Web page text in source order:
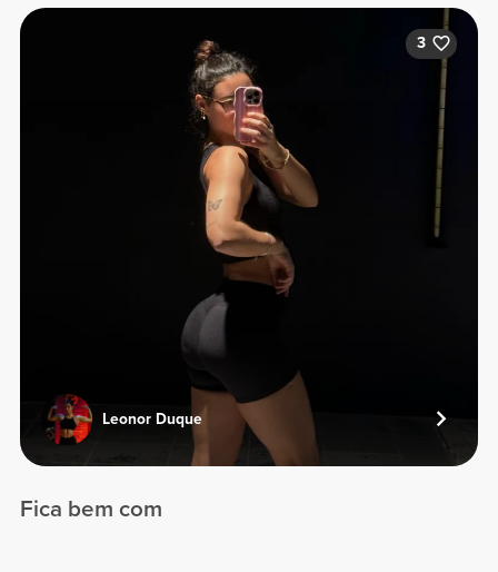
3
Leonor Duque
Fica bem com